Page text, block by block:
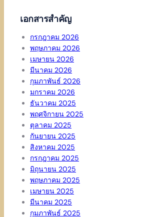
เอกสารสำคัญ
กรกฎาคม 2026
พฤษภาคม 2026
เมษายน 2026
มีนาคม 2026
กุมภาพันธ์ 2026
มกราคม 2026
ธันวาคม 2025
พฤศจิกายน 2025
ตุลาคม 2025
กันยายน 2025
สิงหาคม 2025
กรกฎาคม 2025
มิถุนายน 2025
พฤษภาคม 2025
เมษายน 2025
มีนาคม 2025
กุมภาพันธ์ 2025